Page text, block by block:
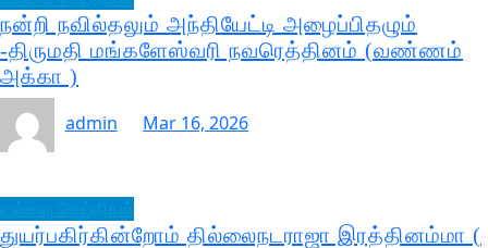
நன்றி நவில்தலும் அந்தியேட்டி அழைப்பிதழும்
-திருமதி மங்களேஸ்வரி நவரெத்தினம் (வண்ணம்
அக்கா )
admin
Mar 16, 2026
துயர்பகிர்கின்றோம் தில்லைநடராஜா இரத்தினம்மா (